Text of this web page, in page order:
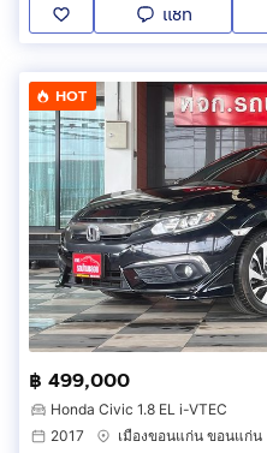
แชท
HOT
฿ 499,000
Honda Civic 1.8 EL i-VTEC
2017
เมืองขอนแก่น ขอนแก่น